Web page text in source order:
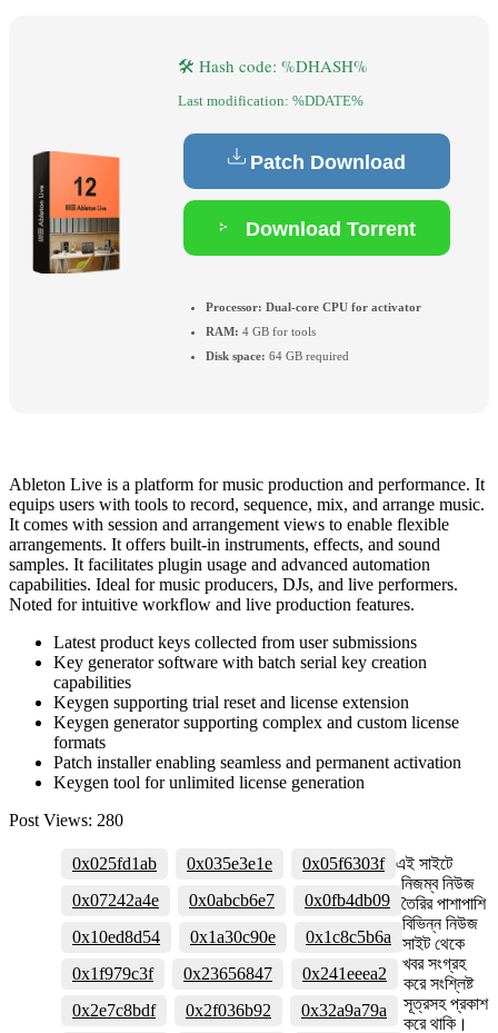
🛠 Hash code: %DHASH%
Last modification: %DDATE%
Patch Download
Download Torrent
Processor: Dual-core CPU for activator
RAM: 4 GB for tools
Disk space: 64 GB required
Ableton Live is a platform for music production and performance. It
equips users with tools to record, sequence, mix, and arrange music.
It comes with session and arrangement views to enable flexible
arrangements. It offers built-in instruments, effects, and sound
samples. It facilitates plugin usage and advanced automation
capabilities. Ideal for music producers, DJs, and live performers.
Noted for intuitive workflow and live production features.
Latest product keys collected from user submissions
Key generator software with batch serial key creation
capabilities
Keygen supporting trial reset and license extension
Keygen generator supporting complex and custom license
formats
Patch installer enabling seamless and permanent activation
Keygen tool for unlimited license generation
Post Views: 280
0x025fd1ab 0x035e3e1e
0x05f6303f
0x07242a4e
0x0abcb6e7
0x0fb4db09
0x10ed8d54
0x1a30c90e
0x1c8c5b6a
0x1f979c3f
0x23656847
0x241eeea2
0x2e7c8bdf
0x2f036b92 0x32a9a79a
এই সাইটে
নিজম্ব নিউজ
তৈরির পাশাপাশি
বিভিন্ন নিউজ
সাইট থেকে
খবর সংগ্রহ
করে সংশ্লিষ্ট
সূত্রসহ প্রকাশ
করে থাকি।